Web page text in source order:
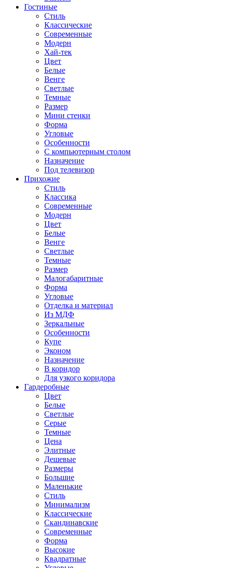
Гостиные
Стиль
Классические
Современные
Модерн
Хай-тек
Цвет
Белые
Венге
Светлые
Темные
Размер
Мини стенки
Форма
Угловые
Особенности
С компьютерным столом
Назначение
Под телевизор
Прихожие
Стиль
Классика
Современные
Модерн
Цвет
Белые
Венге
Светлые
Темные
Размер
Малогабаритные
Форма
Угловые
Отделка и материал
Из МДФ
Зеркальные
Особенности
Купе
Эконом
Назначение
В коридор
Для узкого коридора
Гардеробные
Цвет
Белые
Светлые
Серые
Темные
Цена
Элитные
Дешевые
Размеры
Большие
Маленькие
Стиль
Минимализм
Классические
Скандинавские
Современные
Форма
Высокие
Квадратные